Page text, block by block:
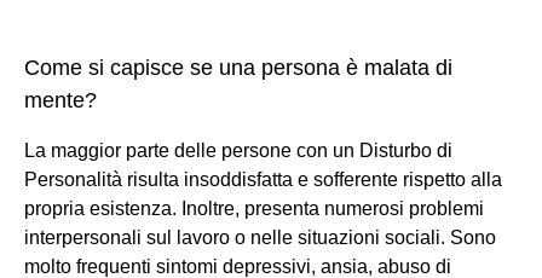
Come si capisce se una persona è malata di
mente?
La maggior parte delle persone con un Disturbo di
Personalità risulta insoddisfatta e sofferente rispetto alla
propria esistenza. Inoltre, presenta numerosi problemi
interpersonali sul lavoro o nelle situazioni sociali. Sono
molto frequenti sintomi depressivi, ansia, abuso di